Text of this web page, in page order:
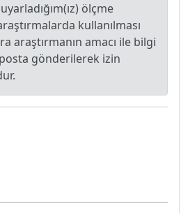
ölçme
kullanılması
araştırmanın amacı ile bilgi
gönderilerek izin